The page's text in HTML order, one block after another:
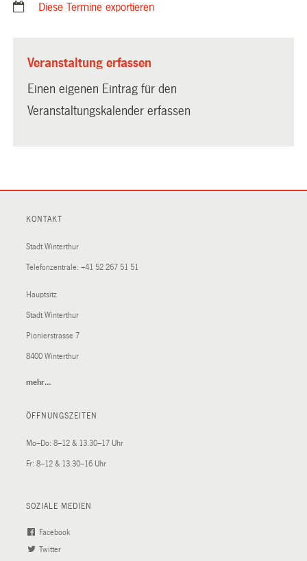
Diese Termine exportieren
Veranstaltung erfassen
Einen eigenen Eintrag für den
Veranstaltungskalender erfassen
KONTAKT
Stadt Winterthur
Telefonzentrale: +41 52 267 51 51
Hauptsitz
Stadt Winterthur
Pionierstrasse 7
8400 Winterthur
mehr…
ÖFFNUNGSZEITEN
Mo–Do: 8–12 & 13.30–17 Uhr
Fr: 8–12 & 13.30–16 Uhr
SOZIALE MEDIEN
Facebook
Twitter